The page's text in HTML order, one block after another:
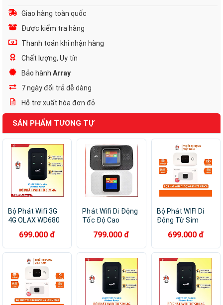
Giao hàng toàn quốc
Được kiểm tra hàng
Thanh toán khi nhận hàng
Chất lượng, Uy tín
Bảo hành Array
7 ngày đổi trả dễ dàng
Hỗ trợ xuất hóa đơn đỏ
SẢN PHẨM TƯƠNG TỰ
Bộ Phát Wifi 3G
4G OLAX WD680
Dùng Sim Tất Cả
Nhà Mạng, Nhỏ
Hàng Chính hãng
699.000 đ
Phát Wifi Di Động
Tốc Độ Cao
150Mbps - Màn
Hình Màu LCD -
Trợ Tất Cả Nhà
Mạng - Dung
Lượng Pin Lên
Đến 15 Giờ - Hàng
Chính Hãng
799.000 đ
Bộ Phát WIFI Di
Động Từ Sim
MF800 - Pin
2100mAh - Bộ
Dây Kết Nối Tối
Đa 10 Thiết Bị -
Hàng Chính Hãng
699.000 đ